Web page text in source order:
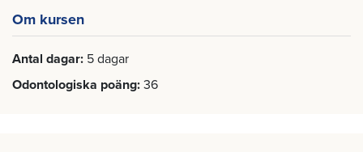
Om kursen
Antal dagar 5 dagar
Odontologiska poäng 36